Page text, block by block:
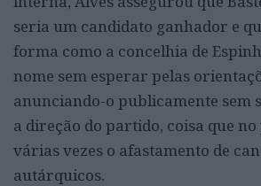
seria um candidato ganhador e
forma como a concelhia de
nome sem esperar pelas
anunciando-o publicamente sem
a direção do partido, coisa que
várias vezes o afastamento de
autárquicos.